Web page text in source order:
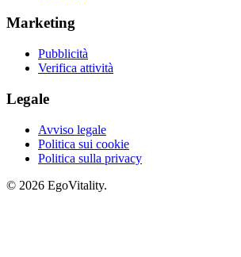
Marketing
Pubblicità
Verifica attività
Legale
Avviso legale
Politica sui cookie
Politica sulla privacy
© 2026 EgoVitality.